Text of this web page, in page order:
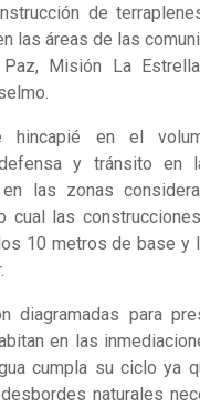
de
las áreas de las
Misión La
hincapié en el
y tránsito en
las zonas
cual las
10 metros de base y
diagramadas para
en las
cumpla su ciclo ya
naturales